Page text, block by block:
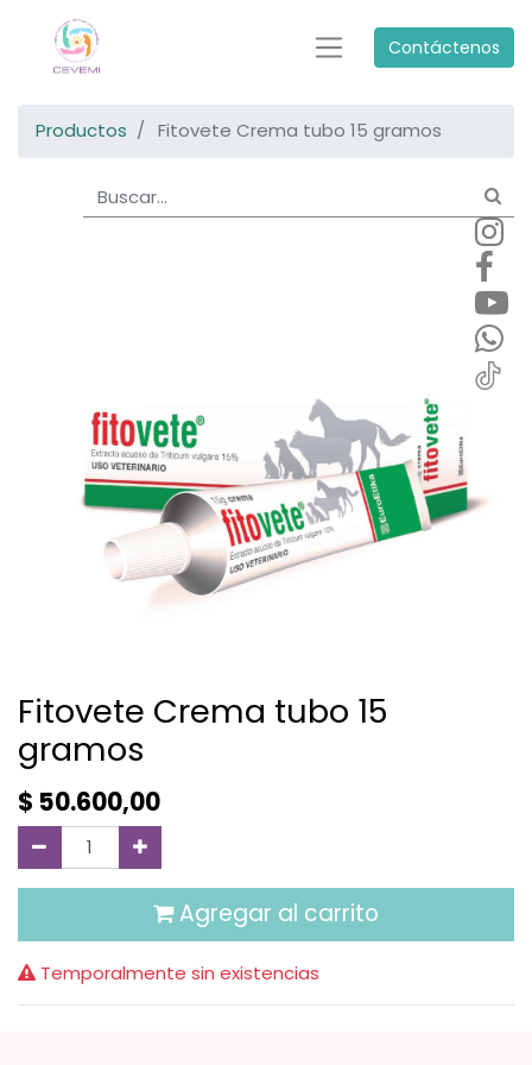
Contáctenos
Productos Fitovete Crema tubo 15 gramos
Fitovete Crema tubo 15
gramos
$ 50.600,00
Agregar al carrito
Temporalmente sin existencias